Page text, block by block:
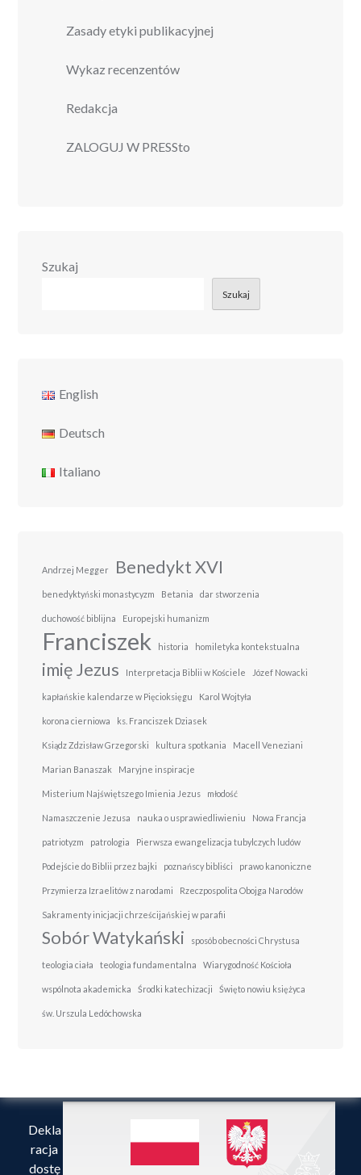
Zasady etyki publikacyjnej
Wykaz recenzentów
Redakcja
ZALOGUJ W PRESSto
Szukaj
Szukaj
English
Deutsch
Italiano
Andrzej Megger Benedykt XVI
benedyktyński monastycyzm Betania dar stworzenia
duchowość biblijna Europejski humanizm
Franciszek historia homiletyka kontekstualna
imię Jezus Interpretacja Biblii w Kościele Józef Nowacki
kapłańskie kalendarze w Pięcioksięgu Karol Wojtyła
korona cierniowa ks. Franciszek Dziasek
Ksiądz Zdzisław Grzegorski kultura spotkania Macell Veneziani
Marian Banaszak Maryjne inspiracje
Misterium Najświętszego Imienia Jezus młodość
Namaszczenie Jezusa nauka o usprawiedliwieniu Nowa Francja
patriotyzm patrologia Pierwsza ewangelizacja tubylczych ludów
Podejście do Biblii przez bajki poznańscy bibliści prawo kanoniczne
Przymierza Izraelitów z narodami Rzeczpospolita Obojga Narodów
Sakramenty inicjacji chrześcijańskiej w parafii
Sobór Watykański sposób obecności Chrystusa
teologia ciała teologia fundamentalna Wiarygodność Kościoła
wspólnota akademicka Środki katechizacji Święto nowiu księżyca
św. Urszula Ledóchowska
Dekla
racja
dostę